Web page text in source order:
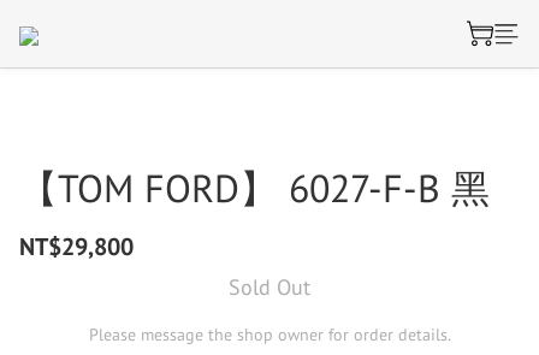
【TOM FORD】 6027-F-B 黑
NT$29,800
Sold Out
Please message the shop owner for order details.